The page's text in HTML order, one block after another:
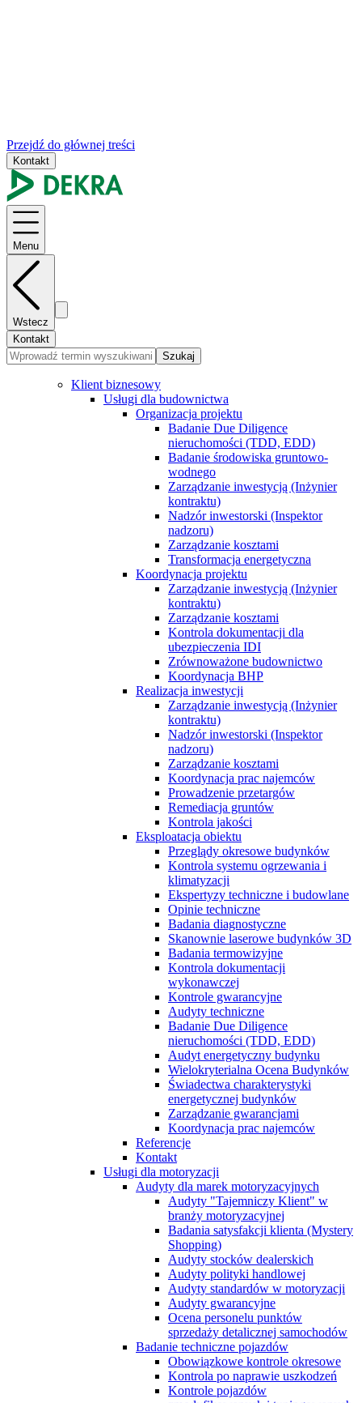
Przejdź do głównej treści
Kontakt
Menu
Wstecz
Kontakt
Szukaj
Klient biznesowy
Usługi dla budownictwa
Organizacja projektu
Badanie Due Diligence
nieruchomości (TDD, EDD)
Badanie środowiska gruntowo-
wodnego
Zarządzanie inwestycją (Inżynier
kontraktu)
Nadzór inwestorski (Inspektor
nadzoru)
Zarządzanie kosztami
Transformacja energetyczna
Koordynacja projektu
Zarządzanie inwestycją (Inżynier
kontraktu)
Zarządzanie kosztami
Kontrola dokumentacji dla
ubezpieczenia IDI
Zrównoważone budownictwo
Koordynacja BHP
Realizacja inwestycji
Zarządzanie inwestycją (Inżynier
kontraktu)
Nadzór inwestorski (Inspektor
nadzoru)
Zarządzanie kosztami
Koordynacja prac najemców
Prowadzenie przetargów
Remediacja gruntów
Kontrola jakości
Eksploatacja obiektu
Przeglądy okresowe budynków
Kontrola systemu ogrzewania i
klimatyzacji
Ekspertyzy techniczne i budowlane
Opinie techniczne
Badania diagnostyczne
Skanownie laserowe budynków 3D
Badania termowizyjne
Kontrola dokumentacji
wykonawczej
Kontrole gwarancyjne
Audyty techniczne
Badanie Due Diligence
nieruchomości (TDD, EDD)
Audyt energetyczny budynku
Wielokryterialna Ocena Budynków
Świadectwa charakterystyki
energetycznej budynków
Zarządzanie gwarancjami
Koordynacja prac najemców
Referencje
Kontakt
Usługi dla motoryzacji
Audyty dla marek motoryzacyjnych
Audyty "Tajemniczy Klient" w
branży motoryzacyjnej
Badania satysfakcji klienta (Mystery
Shopping)
Audyty stocków dealerskich
Audyty polityki handlowej
Audyty standardów w motoryzacji
Audyty gwarancyjne
Ocena personelu punktów
sprzedaży detalicznej samochodów
Badanie techniczne pojazdów
Obowiązkowe kontrole okresowe
Kontrola po naprawie uszkodzeń
Kontrole pojazdów